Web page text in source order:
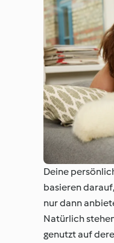
Deine
basieren
nur dann
Natürlich
genutzt auf